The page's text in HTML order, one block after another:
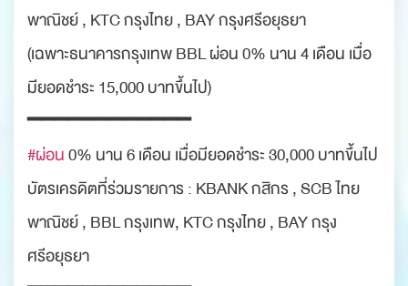
พาณิชย์ , KTC กรุงไทย , BAY กรุงศรีอยุธยา
(เฉพาะธนาคารกรุงเทพ BBL ผ่อน 0% นาน 4 เดือน เมื่อ
มียอดชำระ 15,000 บาทขึ้นไป)
━━━━━━━━━━━━
#ผ่อน0% นาน 6 เดือน เมื่อมียอดชำระ 30,000 บาทขึ้นไป
บัตรเครดิตที่ร่วมรายการ : KBANK กสิกร , SCB ไทย
พาณิชย์ , BBL กรุงเทพ, KTC กรุงไทย , BAY กรุง
ศรีอยุธยา